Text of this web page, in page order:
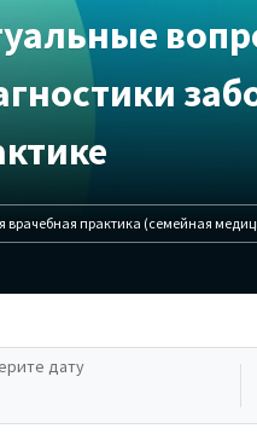
врачебная практика (семейная
дату